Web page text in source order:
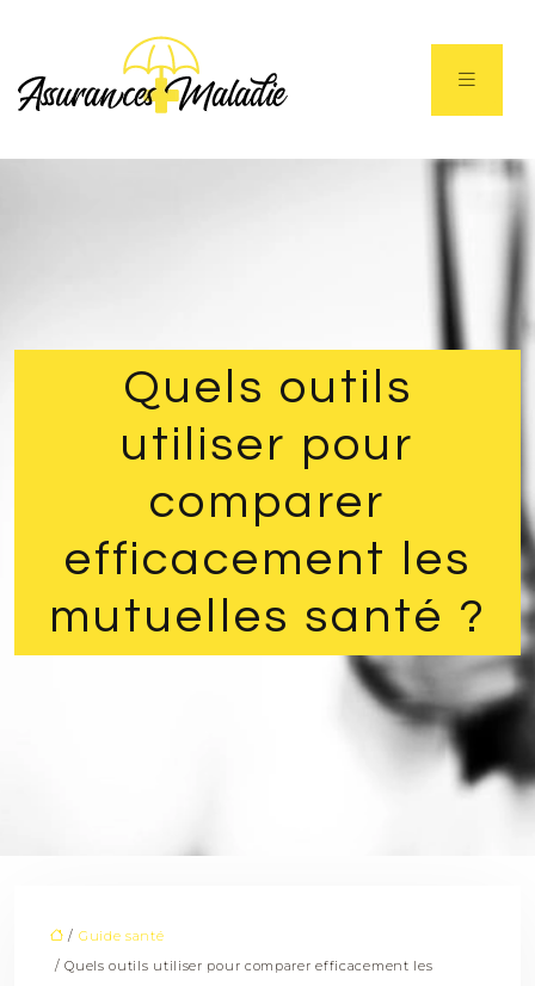
Quels outils
utiliser pour
comparer
efficacement les
mutuelles santé ?
/ Guide santé
/ Quels outils utiliser pour comparer efficacement les